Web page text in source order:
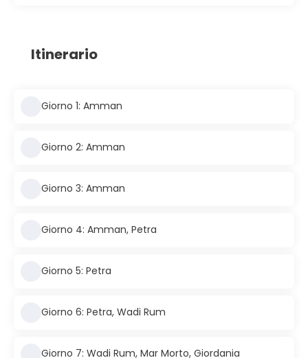
Itinerario
Giorno 1: Amman
Giorno 2: Amman
Giorno 3: Amman
Giorno 4: Amman, Petra
Giorno 5: Petra
Giorno 6: Petra, Wadi Rum
Giorno 7: Wadi Rum, Mar Morto, Giordania